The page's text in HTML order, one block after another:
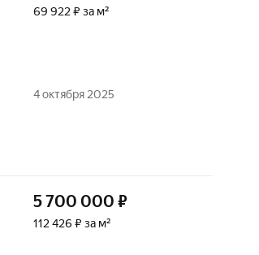
69 922 ₽ за м²
4 октября 2025
5 700 000 ₽
112 426 ₽ за м²